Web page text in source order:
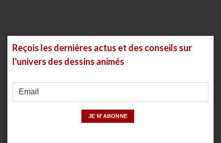
Reçois les dernières actus et des conseils sur
l'univers des dessins animés